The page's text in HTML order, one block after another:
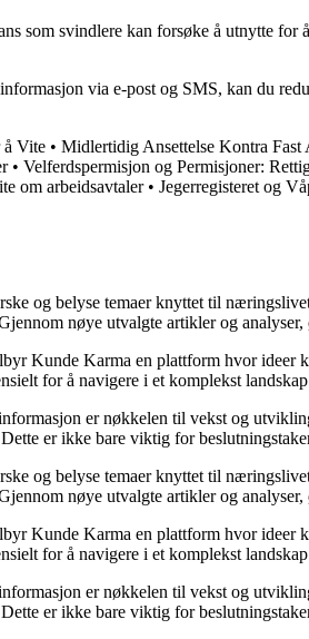
som svindlere kan forsøke å utnytte
via e-post og SMS, kan du
å Vite • Midlertidig Ansettelse Kontra Fast
• Velferdspermisjon og Permisjoner:
om arbeidsavtaler• Jegerregisteret og
og belyse temaer knyttet til
nøye utvalgte artikler og
Kunde Karma en plattform hvor ideer
for å navigere i et komplekst
er nøkkelen til vekst og
er ikke bare viktig for
og belyse temaer knyttet til
nøye utvalgte artikler og
Kunde Karma en plattform hvor ideer
for å navigere i et komplekst
er nøkkelen til vekst og
er ikke bare viktig for